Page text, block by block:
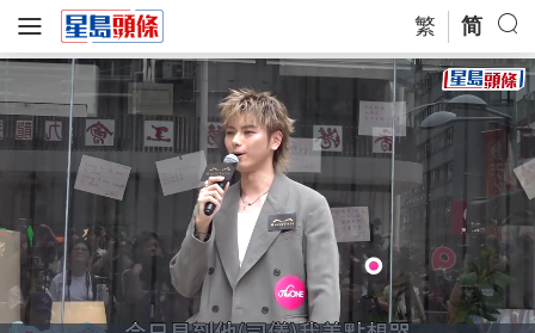
繁 简